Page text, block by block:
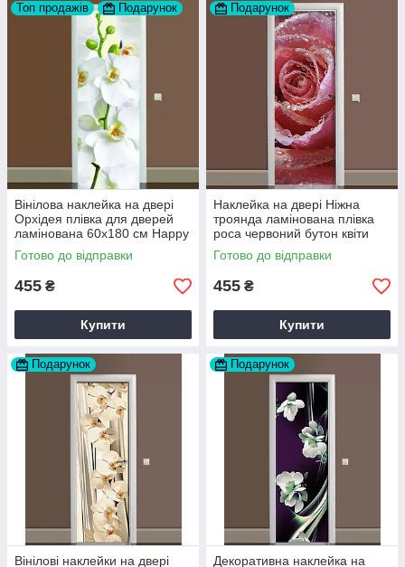
Топ продажів Подарунок
Вінілова наклейка на двері
Орхідея плівка для дверей
ламінована 60х180 см Happy
Pocket Z180077
Готово до відправки
455 ₴
Купити
Подарунок
Наклейка на двері Ніжна
троянда ламінована плівка
роса червоний бутон квіти
60х180 см Happy Pocket
Z180202
Готово до відправки
455 ₴
Купити
Подарунок
Вінілові наклейки на двері
Подарунок
Декоративна наклейка на